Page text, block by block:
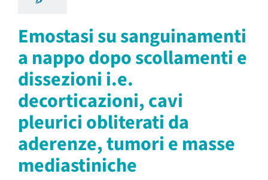
Emostasi su sanguinamenti
a nappo dopo scollamenti e
dissezioni i.e.
decorticazioni, cavi
pleurici obliterati da
aderenze, tumori e masse
mediastiniche